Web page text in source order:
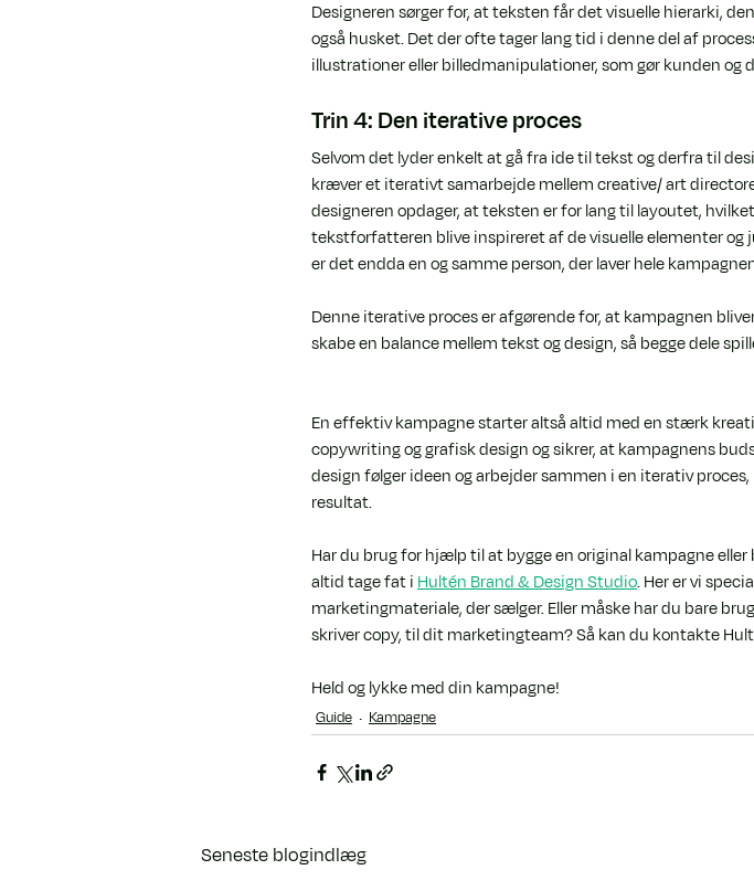
Designeren sørger for, at teksten får det visuelle hierarki,
også husket. Det der ofte tager lang tid i denne del af
illustrationer eller billedmanipulationer, som gør kunden og
Trin 4: Den iterative proces
Selvom det lyder enkelt at gå fra ide til tekst og derfra til
kræver et iterativt samarbejde mellem creative/ art
designeren opdager, at teksten er for lang til layoutet,
tekstforfatteren blive inspireret af de visuelle elementer
er det endda en og samme person, der laver hele
Denne iterative proces er afgørende for, at kampagnen
skabe en balance mellem tekst og design, så begge dele
En effektiv kampagne starter altså altid med en stærk
copywriting og grafisk design og sikrer, at kampagnens
design følger ideen og arbejder sammen i en iterativ
resultat.
Har du brug for hjælp til at bygge en original kampagne
altid tage fat i Hultén Brand & Design Studio. Her er vi
marketingmateriale, der sælger. Eller måske har du bare
skriver copy, til dit marketingteam? Så kan du kontakte
Held og lykke med din kampagne!
Guide Kampagne
Seneste blogindlæg